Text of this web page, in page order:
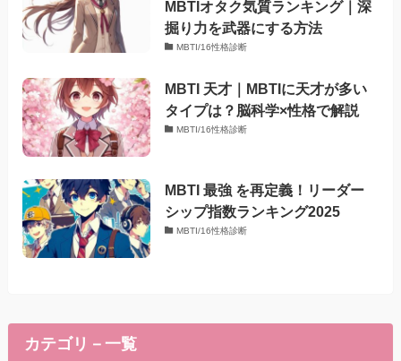
MBTIオタク気質ランキング｜深
掘り力を武器にする方法
MBTI/16性格診断
MBTI 天才｜MBTIに天才が多い
タイプは？脳科学×性格で解説
MBTI/16性格診断
MBTI 最強 を再定義！リーダー
シップ指数ランキング2025
MBTI/16性格診断
カテゴリ－一覧